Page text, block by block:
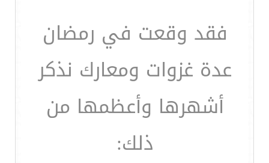
فقد وقعت في رمضان
عدة غزوات ومعارك نذكر
أشهرها وأعظمها من
ذلك: